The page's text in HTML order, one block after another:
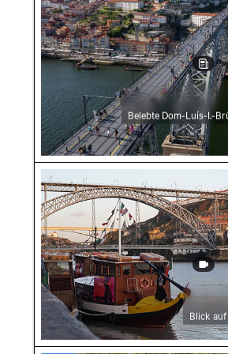
Belebte Dom-Luís-I.-
Blick auf die Ponte Dom
Blick